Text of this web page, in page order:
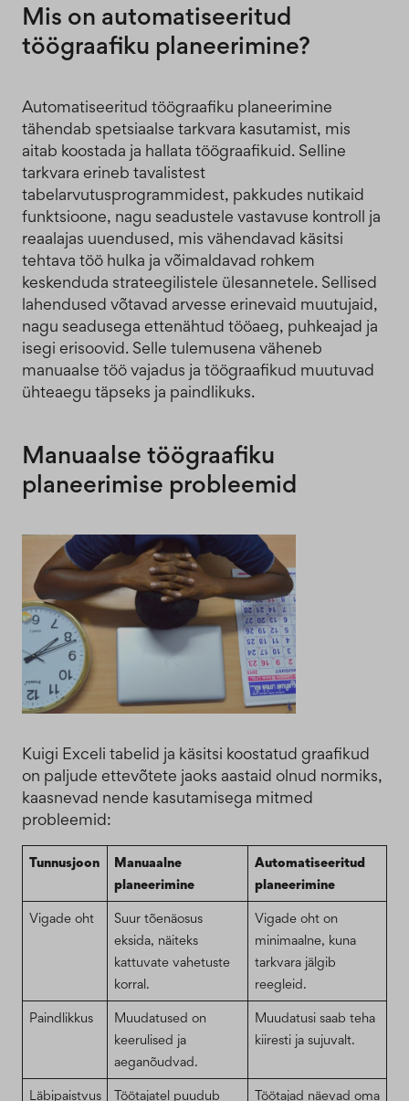
Mis on automatiseeritud
töögraafiku planeerimine?
Automatiseeritud töögraafiku planeerimine
tähendab spetsiaalse tarkvara kasutamist, mis
aitab koostada ja hallata töögraafikuid. Selline
tarkvara erineb tavalistest
tabelarvutusprogrammidest, pakkudes nutikaid
funktsioone, nagu seadustele vastavuse kontroll ja
reaalajas uuendused, mis vähendavad käsitsi
tehtava töö hulka ja võimaldavad rohkem
keskenduda strateegilistele ülesannetele. Sellised
lahendused võtavad arvesse erinevaid muutujaid,
nagu seadusega ettenähtud tööaeg, puhkeajad ja
isegi erisoovid. Selle tulemusena väheneb
manuaalse töö vajadus ja töögraafikud muutuvad
ühteaegu täpseks ja paindlikuks.
Manuaalse töögraafiku
planeerimise probleemid
Kuigi Exceli tabelid ja käsitsi koostatud graafikud
on paljude ettevõtete jaoks aastaid olnud normiks,
kaasnevad nende kasutamisega mitmed
probleemid:
Tunnusjoon
Manuaalne
planeerimine
Automatiseeritud
planeerimine
Vigade oht
Suur tõenäosus
eksida, näiteks
kattuvate vahetuste
korral.
Vigade oht on
minimaalne, kuna
tarkvara jälgib
reegleid.
Paindlikkus
Muudatused on
keerulised ja
aeganõudvad.
Muudatusi saab teha
kiiresti ja sujuvalt.
Läbipaistvus Töötajatel puudub Töötajad näevad oma